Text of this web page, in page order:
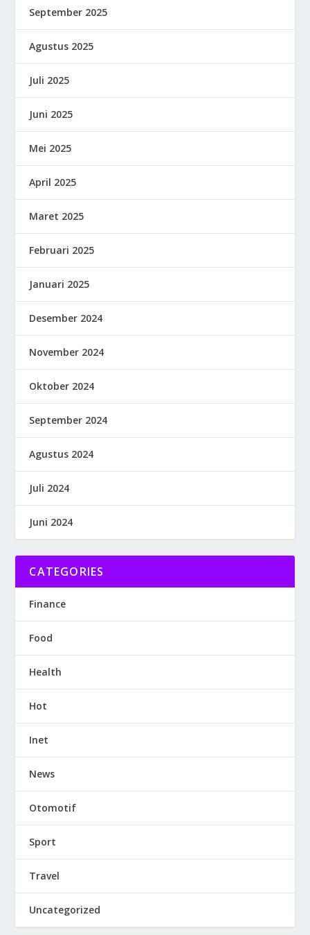
September 2025
Agustus 2025
Juli 2025
Juni 2025
Mei 2025
April 2025
Maret 2025
Februari 2025
Januari 2025
Desember 2024
November 2024
Oktober 2024
September 2024
Agustus 2024
Juli 2024
Juni 2024
CATEGORIES
Finance
Food
Health
Hot
Inet
News
Otomotif
Sport
Travel
Uncategorized